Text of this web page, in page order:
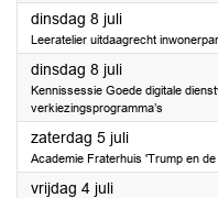
dinsdag 8 juli2025
Leeratelier uitdaagrecht
dinsdag 8 juli2025
Kennissessie Goede digitale
verkiezingsprogramma’s
zaterdag 5 juli2025
Academie Fraterhuis 'Trump en
vrijdag 4 juli2025